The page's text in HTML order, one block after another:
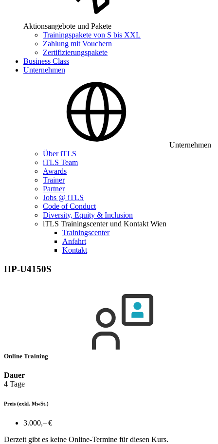
Aktionsangebote und Pakete
Trainingspakete von S bis XXL
Zahlung mit Vouchern
Zertifizierungspakete
Business Class
Unternehmen
Unternehmen
Über iTLS
iTLS Team
Awards
Trainer
Partner
Jobs @ iTLS
Code of Conduct
Diversity, Equity & Inclusion
iTLS Trainingscenter und Kontakt Wien
Trainingscenter
Anfahrt
Kontakt
HP-U4150S
Online Training
Dauer
4 Tage
Preis (exkl. MwSt.)
3.000,– €
Derzeit gibt es keine Online-Termine für diesen Kurs.